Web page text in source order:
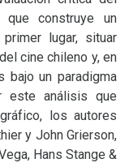
construye un
lugar, situar
cine chileno y, en
bajo un paradigma
este análisis que
los autores
y John Grierson,
Hans Stange &